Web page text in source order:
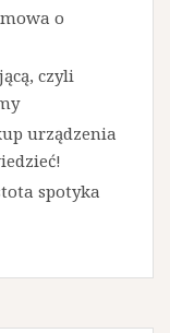
o
czyli
urządzenia
spotyka